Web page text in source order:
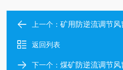
上一个：矿用防逆流调节风
返回列表
下一个：煤矿防逆流调节风